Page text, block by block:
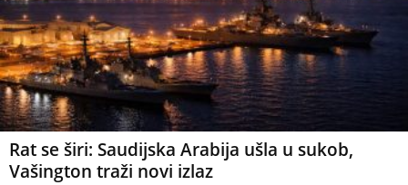
Rat se širi: Saudijska Arabija ušla u sukob,
Vašington traži novi izlaz